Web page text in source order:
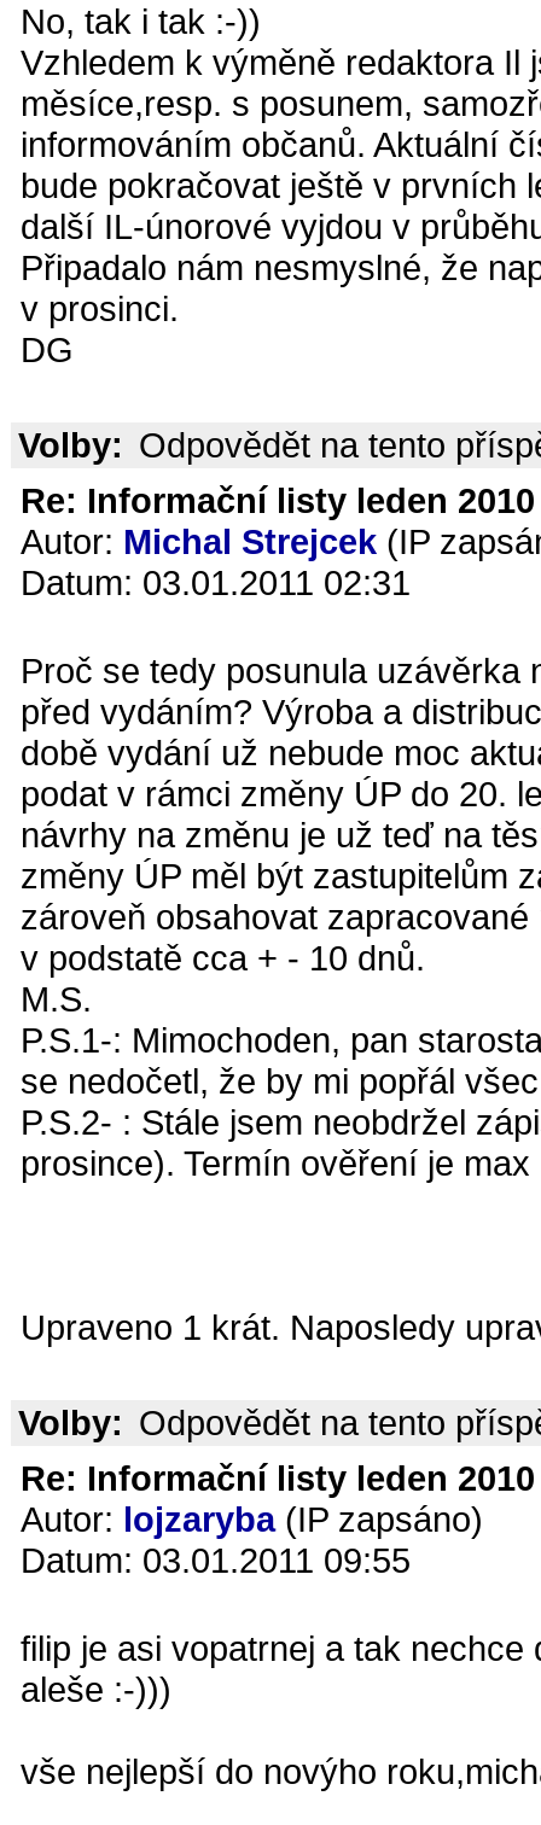
No, tak i tak :-))
Vzhledem k výměně redaktora Il
měsíce,resp. s posunem,
informováním občanů. Aktuální
bude pokračovat ještě v prvních
další IL-únorové vyjdou v
Připadalo nám nesmyslné, že
v prosinci.
DG
Volby: Odpovědět na tento
Re: Informační listy leden
Autor: Michal Strejcek (IP
Datum: 03.01.2011 02:31
Proč se tedy posunula
před vydáním? Výroba a
době vydání už nebude moc
podat v rámci změny ÚP do 20.
návrhy na změnu je už teď na
změny ÚP měl být zastupitelům
zároveň obsahovat
v podstatě cca + - 10 dnů.
M.S.
P.S.1-: Mimochoden, pan
se nedočetl, že by mi popřál
P.S.2- : Stále jsem neobdržel
prosince). Termín ověření je max
Upraveno 1 krát. Naposledy
Volby: Odpovědět na tento
Re: Informační listy leden
Autor: lojzaryba(IP zapsáno)
Datum: 03.01.2011 09:55
filip je asi vopatrnej a tak
aleše :-)))
vše nejlepší do novýho